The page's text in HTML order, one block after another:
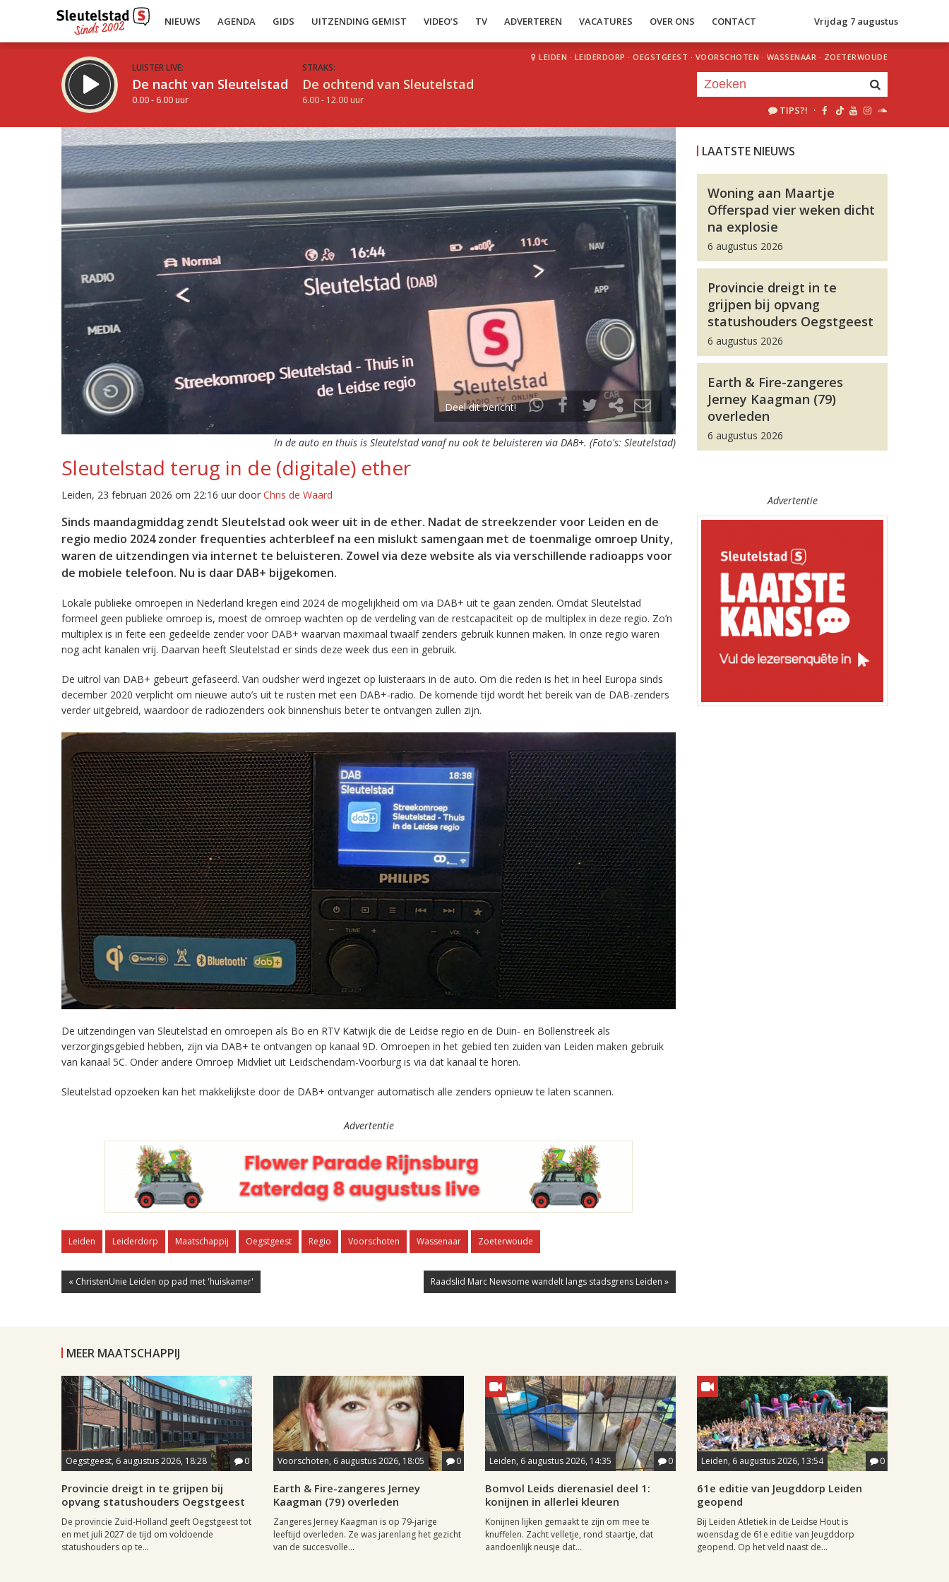
NIEUWS AGENDA GIDS UITZENDING GEMIST VIDEO’S TV ADVERTEREN VACATURES OVER ONS CONTACT Vrijdag 7 augustus
LUISTER LIVE:
De nacht van Sleutelstad
0.00 - 6.00 uur
STRAKS:
De ochtend van Sleutelstad
6.00 - 12.00 uur
LEIDEN · LEIDERDORP · OEGSTGEEST · VOORSCHOTEN · WASSENAAR · ZOETERWOUDE
TIPS?! ·
Deel dit bericht!
In de auto en thuis is Sleutelstad vanaf nu ook te beluisteren via DAB+. (Foto's: Sleutelstad)
Sleutelstad terug in de (digitale) ether
Leiden, 23 februari 2026 om 22:16 uur door Chris de Waard
Sinds maandagmiddag zendt Sleutelstad ook weer uit in de ether. Nadat de streekzender voor Leiden en de
regio medio 2024 zonder frequenties achterbleef na een mislukt samengaan met de toenmalige omroep Unity,
waren de uitzendingen via internet te beluisteren. Zowel via deze website als via verschillende radioapps voor
de mobiele telefoon. Nu is daar DAB+ bijgekomen.
Lokale publieke omroepen in Nederland kregen eind 2024 de mogelijkheid om via DAB+ uit te gaan zenden. Omdat Sleutelstad
formeel geen publieke omroep is, moest de omroep wachten op de verdeling van de restcapaciteit op de multiplex in deze regio. Zo’n
multiplex is in feite een gedeelde zender voor DAB+ waarvan maximaal twaalf zenders gebruik kunnen maken. In onze regio waren
nog acht kanalen vrij. Daarvan heeft Sleutelstad er sinds deze week dus een in gebruik.
De uitrol van DAB+ gebeurt gefaseerd. Van oudsher werd ingezet op luisteraars in de auto. Om die reden is het in heel Europa sinds
december 2020 verplicht om nieuwe auto’s uit te rusten met een DAB+-radio. De komende tijd wordt het bereik van de DAB-zenders
verder uitgebreid, waardoor de radiozenders ook binnenshuis beter te ontvangen zullen zijn.
De uitzendingen van Sleutelstad en omroepen als Bo en RTV Katwijk die de Leidse regio en de Duin- en Bollenstreek als
verzorgingsgebied hebben, zijn via DAB+ te ontvangen op kanaal 9D. Omroepen in het gebied ten zuiden van Leiden maken gebruik
van kanaal 5C. Onder andere Omroep Midvliet uit Leidschendam-Voorburg is via dat kanaal te horen.
Sleutelstad opzoeken kan het makkelijkste door de DAB+ ontvanger automatisch alle zenders opnieuw te laten scannen.
Advertentie
Leiden Leiderdorp Maatschappij Oegstgeest Regio Voorschoten Wassenaar Zoeterwoude
« ChristenUnie Leiden op pad met 'huiskamer' Raadslid Marc Newsome wandelt langs stadsgrens Leiden »
LAATSTE NIEUWS
Woning aan Maartje
Offerspad vier weken dicht
na explosie
6 augustus 2026
Provincie dreigt in te
grijpen bij opvang
statushouders Oegstgeest
6 augustus 2026
Earth & Fire-zangeres
Jerney Kaagman (79)
overleden
6 augustus 2026
Advertentie
MEER MAATSCHAPPIJ
Oegstgeest, 6 augustus 2026, 18:28 0
Provincie dreigt in te grijpen bij
opvang statushouders Oegstgeest
De provincie Zuid-Holland geeft Oegstgeest tot
en met juli 2027 de tijd om voldoende
statushouders op te...
Voorschoten, 6 augustus 2026, 18:05 0
Earth & Fire-zangeres Jerney
Kaagman (79) overleden
Zangeres Jerney Kaagman is op 79-jarige
leeftijd overleden. Ze was jarenlang het gezicht
van de succesvolle...
Leiden, 6 augustus 2026, 14:35 0
Bomvol Leids dierenasiel deel 1:
konijnen in allerlei kleuren
Konijnen lijken gemaakt te zijn om mee te
knuffelen. Zacht velletje, rond staartje, dat
aandoenlijk neusje dat...
Leiden, 6 augustus 2026, 13:54 0
61e editie van Jeugddorp Leiden
geopend
Bij Leiden Atletiek in de Leidse Hout is
woensdag de 61e editie van Jeugddorp
geopend. Op het veld naast de...